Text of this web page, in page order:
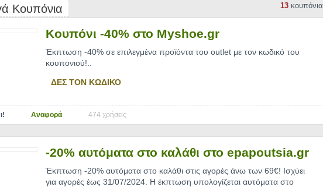
Κουπόνια 13 κουπόνια
Κουπόνι -40% στο Myshoe.gr
Έκπτωση -40% σε επιλεγμένα προϊόντα του outlet με τον κωδικό του
κουπονιού!
ΔΕΣ ΤΟΝ ΚΩΔΙΚΟ
Αναφορά 474 χρήσεις
-20% αυτόματα στο καλάθι στο epapoutsia.gr
Έκπτωση -20% αυτόματα στο καλάθι στις αγορές άνω των 69€! Ισχύει
για αγορές έως 31/07/2024. Η έκπτωση υπολογίζεται αυτόματα στο